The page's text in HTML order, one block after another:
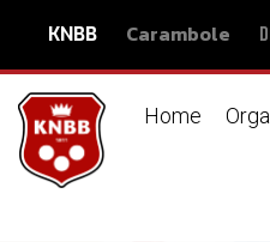
KNBB Carambole
Home